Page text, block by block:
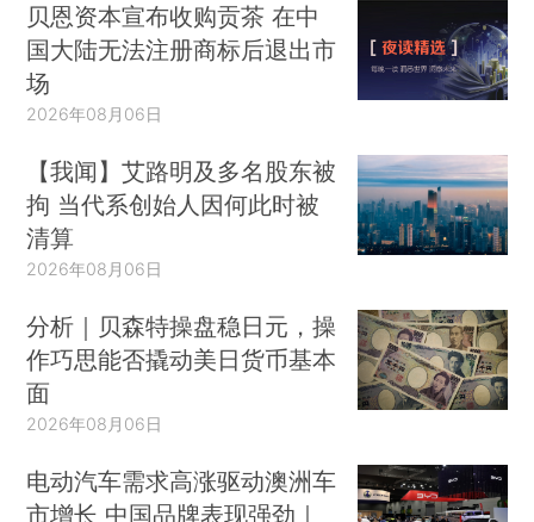
贝恩资本宣布收购贡茶 在中
国大陆无法注册商标后退出市
场
2026年08月06日
【我闻】艾路明及多名股东被
拘 当代系创始人因何此时被
清算
2026年08月06日
分析｜贝森特操盘稳日元，操
作巧思能否撬动美日货币基本
面
2026年08月06日
电动汽车需求高涨驱动澳洲车
市增长 中国品牌表现强劲｜